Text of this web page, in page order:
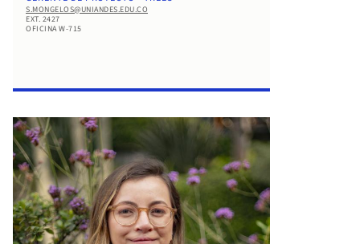
S.MONGELOS@UNIANDES.EDU.CO
EXT. 2427
OFICINA W-715